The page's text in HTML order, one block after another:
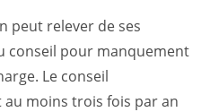
peut relever de ses
conseil pour manquement
Le conseil
moins trois fois par an